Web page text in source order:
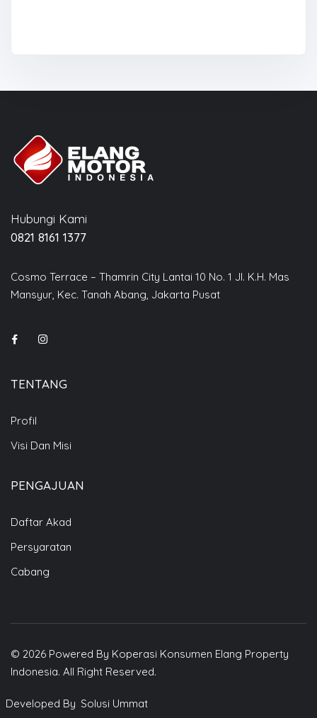
No. 1 Jl. K.H. Mas Mansyur.
Abang, Jakarta Pusat
Hubungi Kami
0821 8161 1377
Cosmo Terrace – Thamrin City Lantai 10 No. 1 Jl. K.H. Mas
Mansyur, Kec. Tanah Abang, Jakarta Pusat
TENTANG
Profil
Visi Dan Misi
PENGAJUAN
Daftar Akad
Persyaratan
Cabang
© 2026 Powered By Koperasi Konsumen Elang Property
Indonesia. All Right Reserved.
Developed By Solusi Ummat